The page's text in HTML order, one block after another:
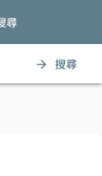
尋
arrow_forward 搜尋